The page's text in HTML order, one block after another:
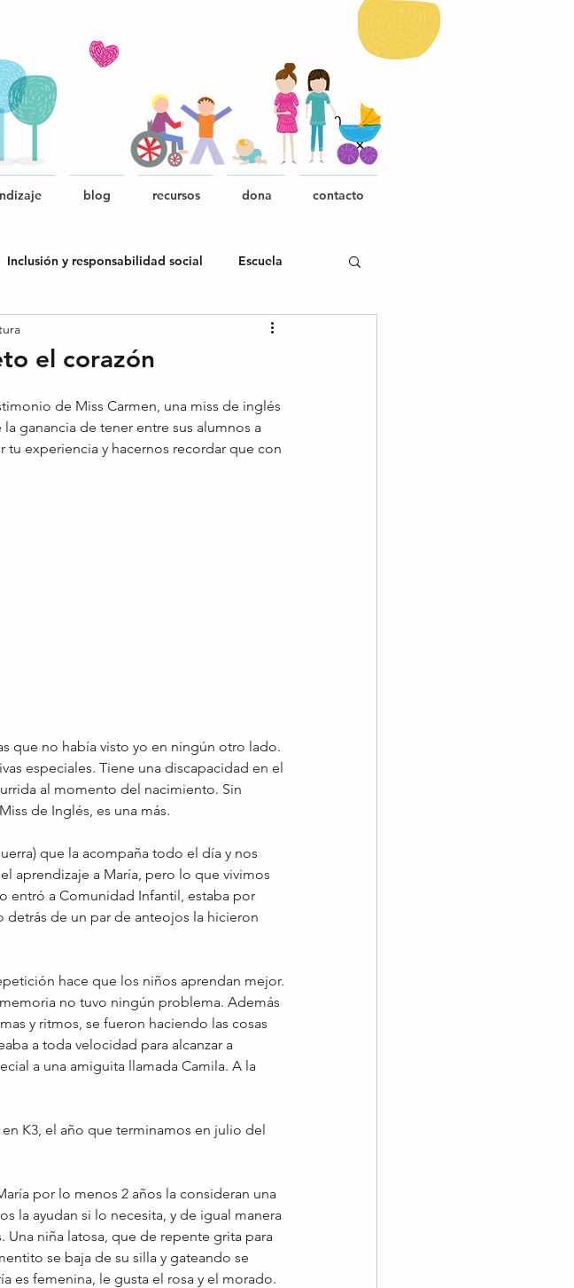
blog recursos dona contacto
Inclusión y responsabilidad social Escuela
el corazón
de Miss Carmen, una miss de inglés
ganancia de tener entre sus alumnos a
tu experiencia y hacernos recordar que con
que no había visto yo en ningún otro lado.
especiales. Tiene una discapacidad en el
al momento del nacimiento. Sin
de Inglés, es una más.
que la acompaña todo el día y nos
aprendizaje a María, pero lo que vivimos
entró a Comunidad Infantil, estaba por
detrás de un par de anteojos la hicieron
hace que los niños aprendan mejor.
no tuvo ningún problema. Además
y ritmos, se fueron haciendo las cosas
a toda velocidad para alcanzar a
a una amiguita llamada Camila. A la
K3, el año que terminamos en julio del
por lo menos 2 años la consideran una
la ayudan si lo necesita, y de igual manera
Una niña latosa, que de repente grita para
se baja de su silla y gateando se
es femenina, le gusta el rosa y el morado.